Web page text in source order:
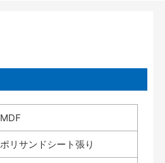
MDF
ポリサンドシート張り